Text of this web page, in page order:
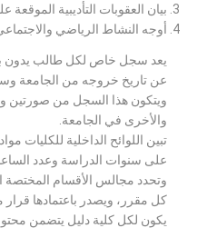
بيان العقوبات التأديبية الموقعة
أوجه النشاط الرياضي
يعد سجل خاص لكل طالب يدون به
عن تاريخ خروجه من الجامعة
ويتكون هذا السجل من صورتين
والأخرى في الجامعة.
تبين اللوائح الداخلية للكليات
على سنوات الدراسة وعدد
وتحدد مجالس الأقسام
كل مقرر، ويصدر باعتمادها قرار
يكون لكل كلية دليل يتضمن